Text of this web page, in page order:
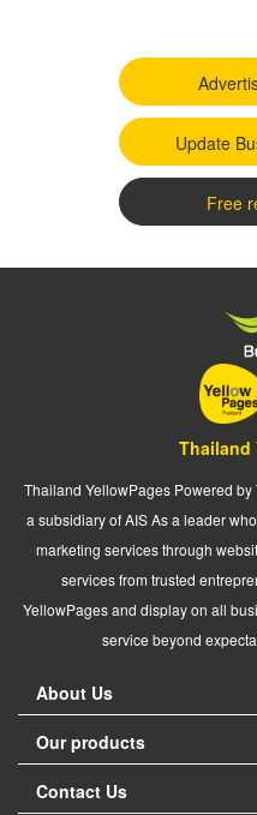
Update
Free
Thailand
Thailand YellowPages Powered
a subsidiary of AIS As a leader
marketing services through
services from trusted
YellowPages and display on all
service beyond
About Us
Our products
Contact Us